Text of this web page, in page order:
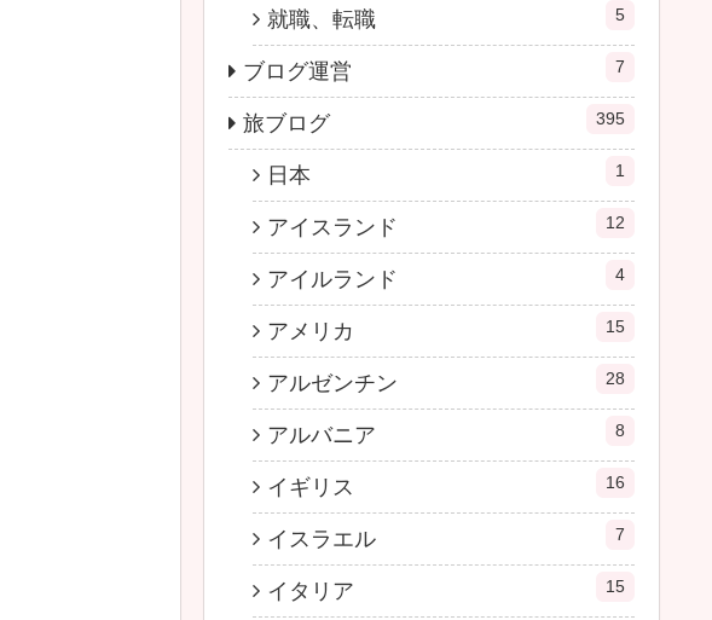
就職、転職 5
ブログ運営 7
旅ブログ 395
日本 1
アイスランド 12
アイルランド 4
アメリカ 15
アルゼンチン 28
アルバニア 8
イギリス 16
イスラエル 7
イタリア 15